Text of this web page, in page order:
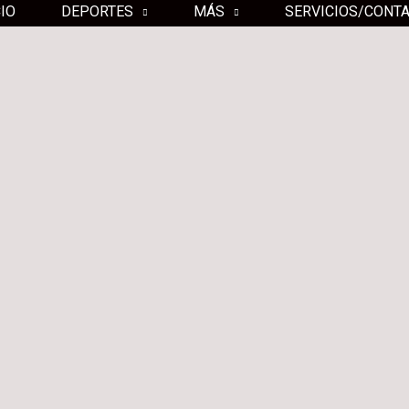
DEPORTES MÁS SERVICIOS/